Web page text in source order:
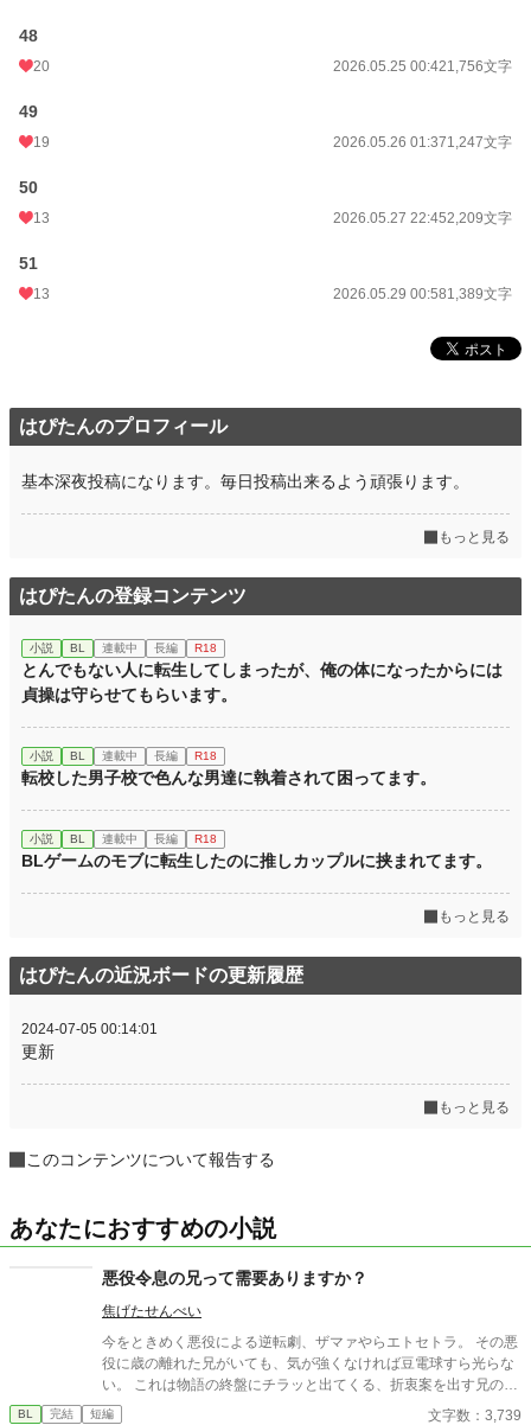
48
20 2026.05.25 00:421,756文字
49
19 2026.05.26 01:371,247文字
50
13 2026.05.27 22:452,209文字
51
13 2026.05.29 00:581,389文字
はぴたんのプロフィール
基本深夜投稿になります。毎日投稿出来るよう頑張ります。
もっと見る
はぴたんの登録コンテンツ
小説 BL 連載中 長編 R18
とんでもない人に転生してしまったが、俺の体になったからには
貞操は守らせてもらいます。
小説 BL 連載中 長編 R18
転校した男子校で色んな男達に執着されて困ってます。
小説 BL 連載中 長編 R18
BLゲームのモブに転生したのに推しカップルに挟まれてます。
もっと見る
はぴたんの近況ボードの更新履歴
2024-07-05 00:14:01
更新
もっと見る
このコンテンツについて報告する
あなたにおすすめの小説
悪役令息の兄って需要ありますか？
焦げたせんべい
今をときめく悪役による逆転劇、ザマァやらエトセトラ。 その悪
役に歳の離れた兄がいても、気が強くなければ豆電球すら光らな
い。 これは物語の終盤にチラッと出てくる、折衷案を出す兄の話
である。
BL 完結 短編 文字数：3,739